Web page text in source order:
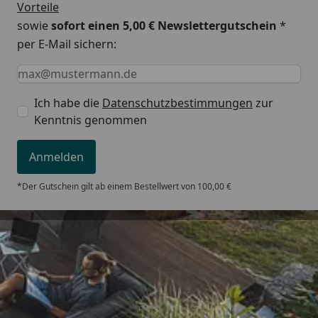
Vorteile
sowiesofort einen 5,00 € Newslettergutschein *
per E-Mail sichern:
Keine Eingabe erforderlich
Eingabe erforderlich
E-Mail *
Ich habe die Datenschutzbestimmungen zur
Kenntnis genommen
Anmelden
*Der Gutschein gilt ab einem Bestellwert von 100,00 €
Trusted Shops
5,00/ 5